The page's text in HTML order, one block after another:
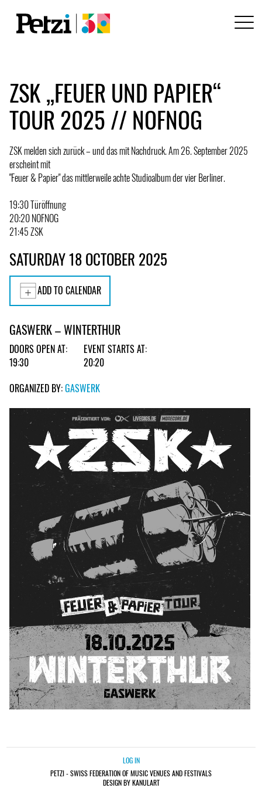
ZSK „FEUER UND PAPIER“
TOUR 2025 // NOFNOG
ZSK melden sich zurück – und das mit Nachdruck. Am 26. September 2025
erscheint mit
"Feuer & Papier" das mittlerweile achte Studioalbum der vier Berliner.
19:30 Türöffnung
20:20 NOFNOG
21:45 ZSK
SATURDAY 18 OCTOBER 2025
ADD TO CALENDAR
GASWERK – WINTERTHUR
DOORS OPEN AT:
19:30
EVENT STARTS AT:
20:20
ORGANIZED BY:GASWERK
LOG IN
PETZI - SWISS FEDERATION OF MUSIC VENUES AND FESTIVALS
DESIGN BY KANULART